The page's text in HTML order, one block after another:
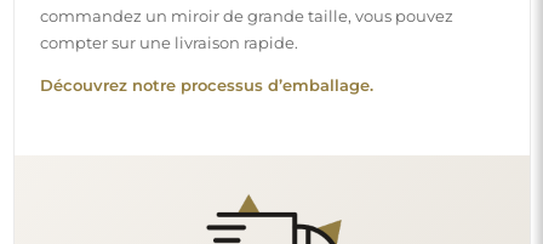
des miroirs, tandis que l’installation est à votre
responsabilité. Étant donné les particularités de chaque
standards. Cela vous offre la liberté de sélectionner les
Lire notre guide d’installation pas à pas.